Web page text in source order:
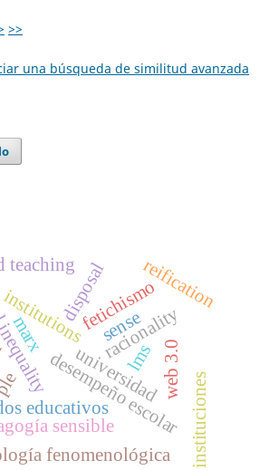
>>
una búsqueda de similitud avanzada
universidad
fetichismo
educativos
desempeño escolar
racionality
institutions
instituciones
disposal reification
marx
teaching
lms web 3.0
sensible
fenomenológica
sense